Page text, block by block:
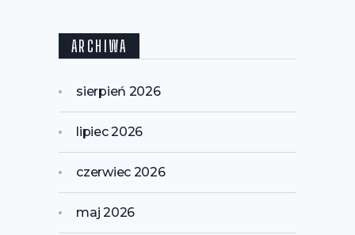
ARCHIWA
sierpień 2026
lipiec 2026
czerwiec 2026
maj 2026